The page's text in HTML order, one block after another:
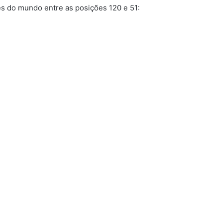
do mundo entre as posições 120 e 51: